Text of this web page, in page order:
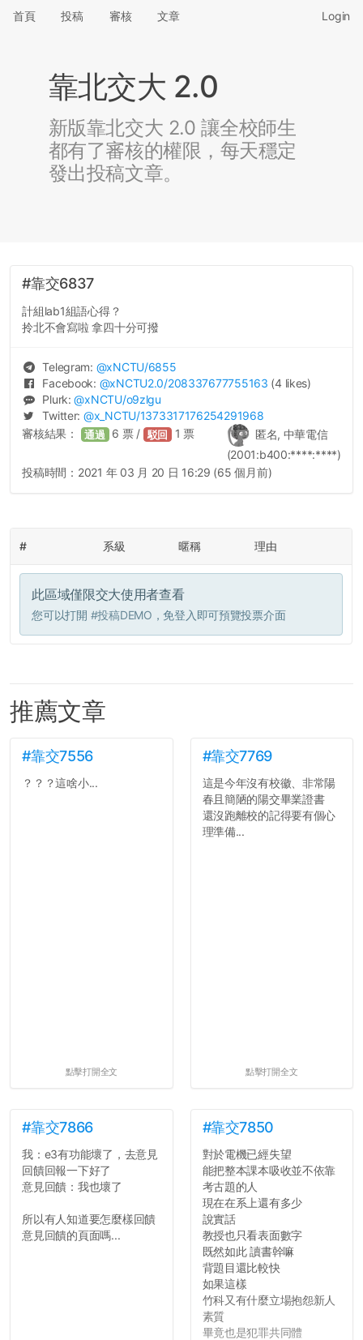
首頁 投稿 審核 文章 Login
靠北交大 2.0
新版靠北交大 2.0 讓全校師生
都有了審核的權限，每天穩定
發出投稿文章。
#靠交6837
計組lab1組語心得？
拎北不會寫啦 拿四十分可撥
Telegram: @xNCTU/6855
Facebook: @xNCTU2.0/208337677755163 (4 likes)
Plurk:@xNCTU/o9zlgu
Twitter: @x_NCTU/1373317176254291968
匿名, 中華電信
(2001:b400:****:****)
審核結果： 通過 6 票 / 駁回 1 票
投稿時間： 2021 年 03 月 20 日 16:29 (65 個月前)
# 系級 暱稱 理由
此區域僅限交大使用者查看
您可以打開 #投稿DEMO ，免登入即可預覽投票介面
推薦文章
#靠交7556
？？？這啥小...
點擊打開全文
#靠交7769
這是今年沒有校徽、非常陽
春且簡陋的陽交畢業證書
還沒跑離校的記得要有個心
理準備...
點擊打開全文
#靠交7866
我：e3有功能壞了，去意見
回饋回報一下好了
意見回饋：我也壞了
所以有人知道要怎麼樣回饋
意見回饋的頁面嗎...
#靠交7850
對於電機已經失望
能把整本課本吸收並不依靠
考古題的人
現在在系上還有多少
說實話
教授也只看表面數字
既然如此 讀書幹嘛
背題目還比較快
如果這樣
竹科又有什麼立場抱怨新人
素質
畢竟也是犯罪共同體